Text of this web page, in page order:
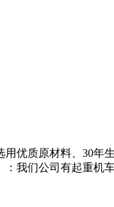
优质原材料、30年
我们公司有起重机